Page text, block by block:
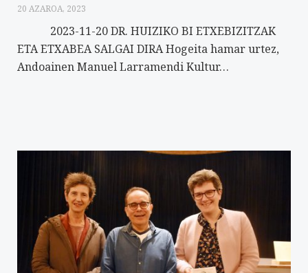
20 AZAROA, 2023
2023-11-20 DR. HUIZIKO BI ETXEBIZITZAK
ETA ETXABEA SALGAI DIRA Hogeita hamar urtez,
Andoainen Manuel Larramendi Kultur…